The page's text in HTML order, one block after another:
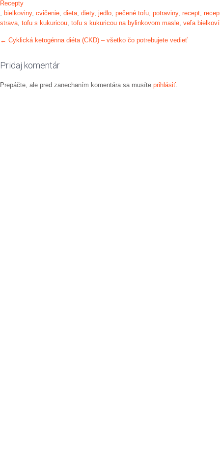
Recepty
, bielkoviny, cvičenie, dieta, diety, jedlo, pečené tofu, potraviny, recept,
strava, tofu s kukuricou, tofu s kukuricou na bylinkovom masle, veľa
Post
← Cyklická ketogénna diéta (CKD) – všetko čo potrebujete vedieť
Pridaj komentár
Prepáčte, ale pred zanechaním komentára sa musíte prihlásiť.